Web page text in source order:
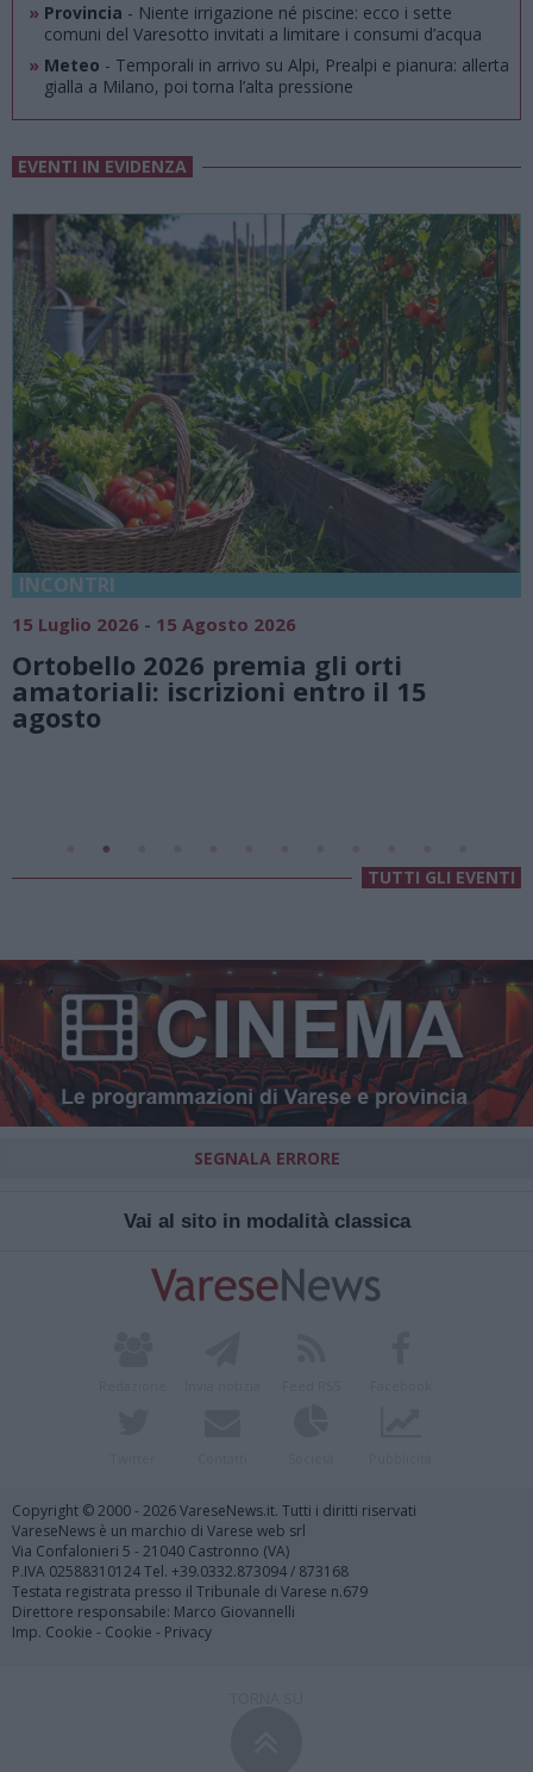
» Provincia - Niente irrigazione né piscine: ecco i sette
comuni del Varesotto invitati a limitare i consumi d’acqua
» Meteo - Temporali in arrivo su Alpi, Prealpi e pianura: allerta
gialla a Milano, poi torna l’alta pressione
EVENTI IN EVIDENZA
18 Luglio 2026 - 15 Agosto 2026
Vivi l’estate a Villa Fogazzaro Roi. Tra
natura e atmosfere senza tempo sul
Lago di Lugano
Valsolda
TUTTI GLI EVENTI
SEGNALA ERRORE
Vai al sito in modalità classica
Copyright © 2000 - 2026 VareseNews.it. Tutti i diritti riservati
VareseNews è un marchio di Varese web srl
Via Confalonieri 5 - 21040 Castronno (VA)
P.IVA 02588310124 Tel. +39.0332.873094 / 873168
Testata registrata presso il Tribunale di Varese n.679
Direttore responsabile: Marco Giovannelli
Imp. Cookie - Cookie - Privacy